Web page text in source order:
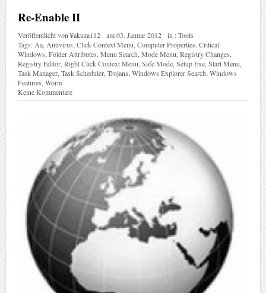
Re-Enable II
Veröffentlicht von¥akuza112 am03. Januar 2012 in :Tools
Tags: Aa, Antivirus Click Context Menu Computer Properties Critical
Windows Folder Attributes Menu Search Mode Menu Registry Changes
Registry Editor, Right Click Context Menu Safe Mode, Setup Exe, Start Menu
Task Manager, Task Scheduler, Trojans Windows Explorer Search Windows
Features Worm
Keine Kommentare